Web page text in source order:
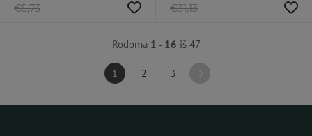
€5,73 €31,13
Rodoma 1 - 16 iš 47
1 2 3